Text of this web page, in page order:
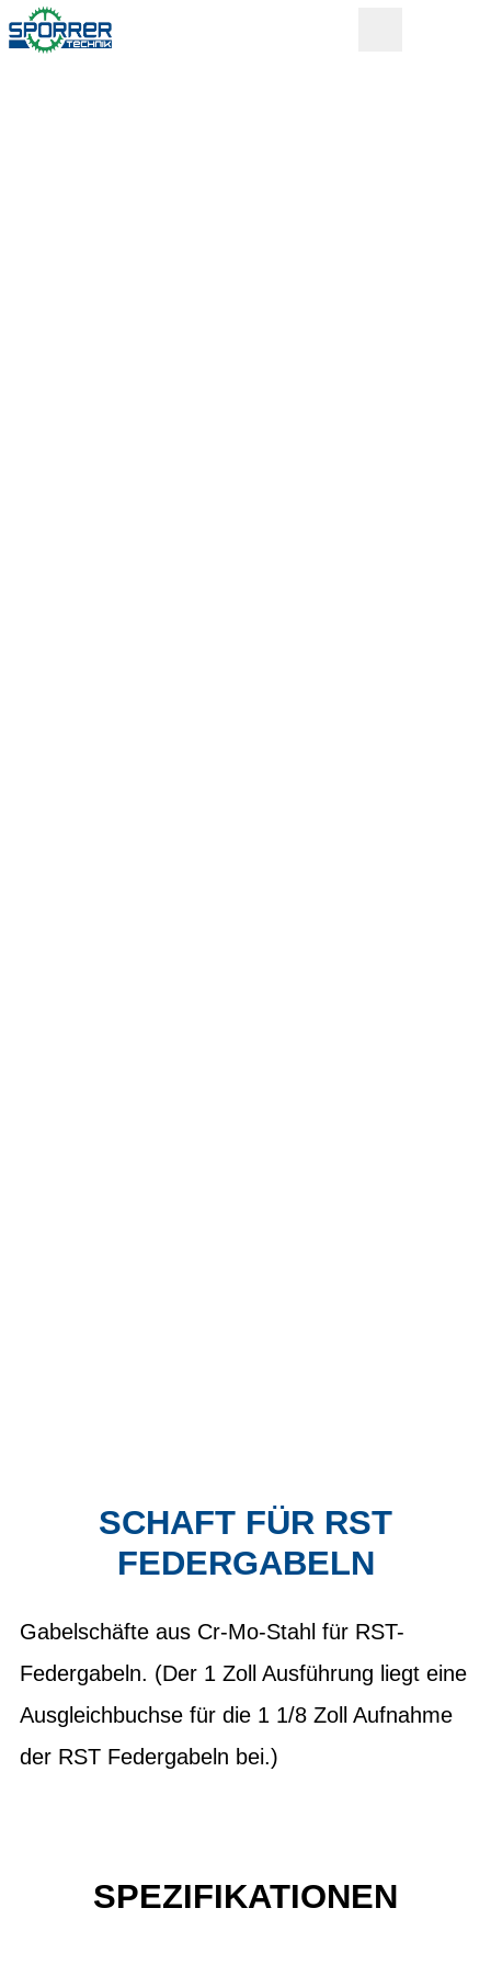
SCHAFT FÜR RST
FEDERGABELN
Gabelschäfte aus Cr-Mo-Stahl für RST-
Federgabeln. (Der 1 Zoll Ausführung liegt eine
Ausgleichbuchse für die 1 1/8 Zoll Aufnahme
der RST Federgabeln bei.)
SPEZIFIKATIONEN